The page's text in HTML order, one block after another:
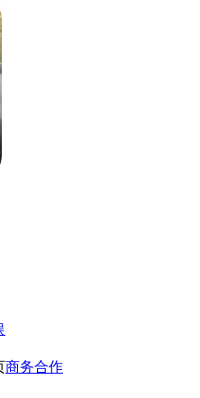
商务合作